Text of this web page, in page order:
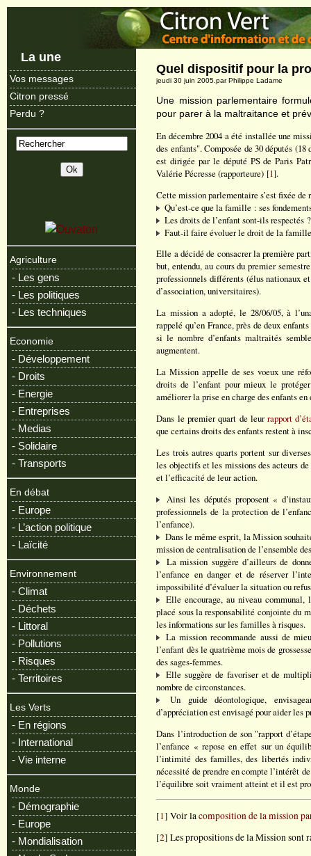
La une
Vos messages
Citron pressé
Perdu ?
Agriculture
- Les gens
- Les politiques
- Les techniques
Economie
- Développement
- Droits
- Energie
- Entreprises
- Medias
- Solidaire
- Transports
En débat
- Europe
- L’action politique
- Laïcité
Environnement
- Climat
- Déchets
- Littoral
- Pollutions
- Risques
- Territoires
Les Verts
- En régions
- International
- Vie interne
Monde
- Démographie
- Europe
- Mondialisation
Quel dispositif pour la
jeudi 30 juin 2005.par Philippe Ladame
Une mission parlementaire
pour parer à la maltraitance et
En décembre 2004 a été installée une
des enfants". Composée de 30 députés
est dirigée par le député PS de Paris
Valérie Pécresse (rapporteure) [1].
Cette mission parlementaire s’est fixée de
Qu’est-ce que la famille : ses
Les droits de l’enfant sont-ils respectés ?
Faut-il faire évoluer le droit de la
Elle a décidé de consacrer la première
but, entendu, au cours du premier
professionnels différents (élus nationaux
d’association, universitaires).
La mission a adopté, le 28/06/05, à
rappelé qu’en France, près de deux
si le nombre d’enfants maltraités
augmentent.
La Mission appelle de ses voeux une
droits de l’enfant pour mieux le
améliorer la prise en charge des enfants
Dans le premier quart de leurrapport
que certains droits des enfants restent à
Les trois autres quarts portent sur
les objectifs et les missions des acteurs
et l’efficacité de leur action.
Ainsi les députés proposent «
professionnels de la protection de
l’enfance).
Dans le même esprit, la Mission
mission de centralisation de l’ensemble
La mission suggère d’ailleurs de
l’enfance en danger et de réserver
impossibilité d’évaluer la situation ou
Elle encourage, au niveau
placé sous la responsabilité conjointe du
les informations sur les familles à risques.
La mission recommande aussi de
l’enfant dès le quatrième mois de
des sages-femmes.
Elle suggère de favoriser et de
nombre de circonstances.
Un guide déontologique,
d’appréciation est envisagé pour aider les
Dans l’introduction de son "rapport
l’enfance « repose en effet sur un
l’intimité des familles, des libertés
nécessité de prendre en compte l’intérêt
l’équilibre soit vraiment atteint et il est
[1] Voir lacomposition de la mission
[2] Les propositions de la Mission sont